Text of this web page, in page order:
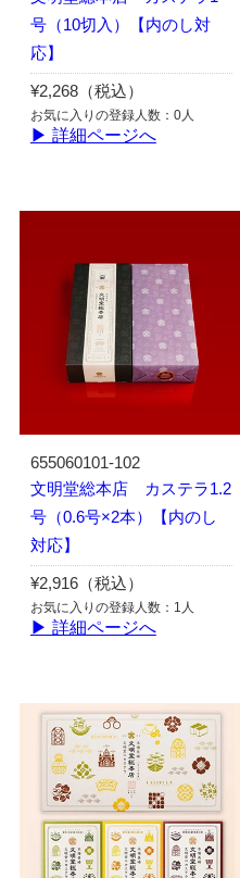
号（10切入）【内のし対
応】
¥2,268（税込）
お気に入りの登録人数：0人
▶ 詳細ページへ
655060101-102
文明堂総本店 カステラ1.2
号（0.6号×2本）【内のし
対応】
¥2,916（税込）
お気に入りの登録人数：1人
▶ 詳細ページへ